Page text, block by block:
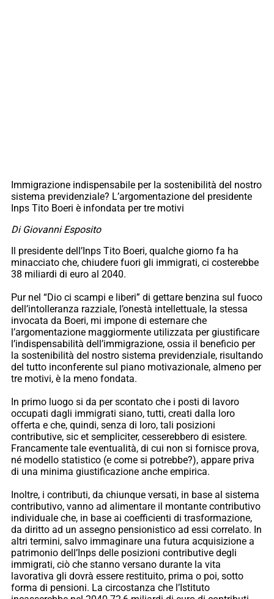
Immigrazione indispensabile per la sostenibilità del nostro
sistema previdenziale? L’argomentazione del presidente
Inps Tito Boeri è infondata per tre motivi
Di Giovanni Esposito
Il presidente dell’Inps Tito Boeri, qualche giorno fa ha
minacciato che, chiudere fuori gli immigrati, ci costerebbe
38 miliardi di euro al 2040.
Pur nel “Dio ci scampi e liberi” di gettare benzina sul fuoco
dell’intolleranza razziale, l’onestà intellettuale, la stessa
invocata da Boeri, mi impone di esternare che
l’argomentazione maggiormente utilizzata per giustificare
l’indispensabilità dell’immigrazione, ossia il beneficio per
la sostenibilità del nostro sistema previdenziale, risultando
del tutto inconferente sul piano motivazionale, almeno per
tre motivi, è la meno fondata.
In primo luogo si da per scontato che i posti di lavoro
occupati dagli immigrati siano, tutti, creati dalla loro
offerta e che, quindi, senza di loro, tali posizioni
contributive, sic et sempliciter, cesserebbero di esistere.
Francamente tale eventualità, di cui non si fornisce prova,
né modello statistico (e come si potrebbe?), appare priva
di una minima giustificazione anche empirica.
Inoltre, i contributi, da chiunque versati, in base al sistema
contributivo, vanno ad alimentare il montante contributivo
individuale che, in base ai coefficienti di trasformazione,
da diritto ad un assegno pensionistico ad essi correlato. In
altri termini, salvo immaginare una futura acquisizione a
patrimonio dell’Inps delle posizioni contributive degli
immigrati, ciò che stanno versano durante la vita
lavorativa gli dovrà essere restituito, prima o poi, sotto
forma di pensioni. La circostanza che l’Istituto